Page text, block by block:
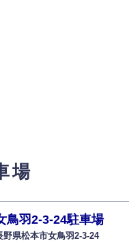
。
合は開示いたしません）。
場
鳥羽2-3-24駐車場
野県松本市女鳥羽2-3-24